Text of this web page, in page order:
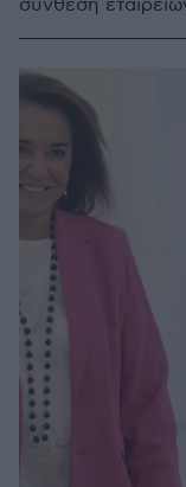
σύνθεση